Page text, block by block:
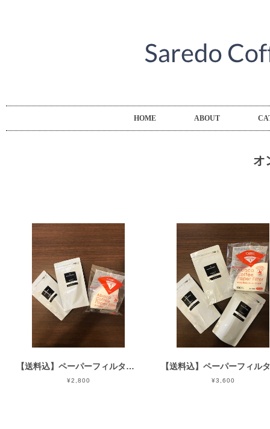
HOME ABOUT
オ
【送料込】ペーパーフィルター＆200ｇ
¥2,800 ¥3,600